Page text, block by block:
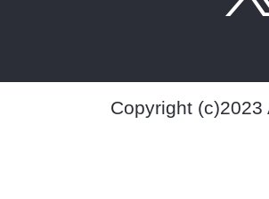
Copyright